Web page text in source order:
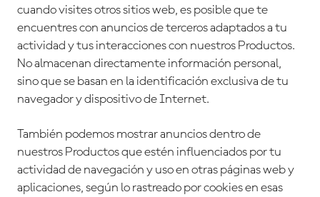
cuando visites otros sitios web, es posible que te
encuentres con anuncios de terceros adaptados a tu
actividad y tus interacciones con nuestros Productos.
No almacenan directamente información personal,
sino que se basan en la identificación exclusiva de tu
navegador y dispositivo de Internet.
También podemos mostrar anuncios dentro de
nuestros Productos que estén influenciados por tu
actividad de navegación y uso en otras páginas web y
aplicaciones, según lo rastreado por cookies en esas